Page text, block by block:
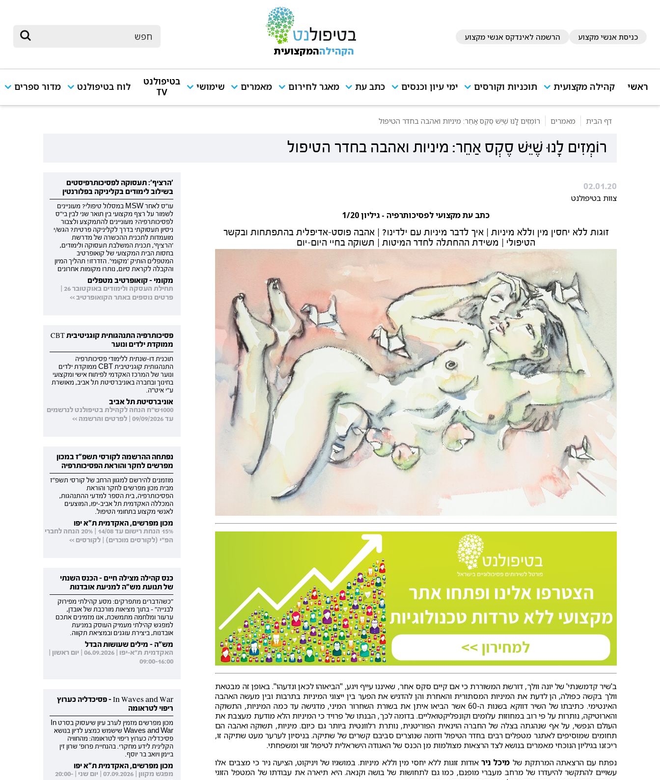
כניסת אנשי מקצוע הרשמה לאינדקס אנשי מקצוע
הקהילההמקצועית
ראשי קהילה מקצועית תוכניות וקורסים ימי עיון וכנסים כתב עת מאגר לחירום מאמרים שימושי
בטיפולנט
TV
לוח בטיפולנט מדור ספרים
דף הבית מאמרים רוֹמְזִים לָנוּ שֶׁיֵּשׁ סֶקְס אַחֵר: מיניות ואהבה בחדר הטיפול
רוֹמְזִים לָנוּ שֶׁיֵּשׁ סֶקְס אַחֵר: מיניות ואהבה בחדר הטיפול
02.01.20
צוות בטיפולנט
כתב עת מקצועי לפסיכותרפיה - גיליון 1/20
זוגות ללא יחסין מין וללא מיניות | איך לדבר מיניות עם ילדינו? | אהבה פוסט-אדיפלית בהתפתחות ובקשר
הטיפולי | משידת ההחתלה לחדר המיטות | תשוקה בחיי היום-יום
ב'שיר קדמשנתי' של יונה וולך, דורשת המשוררת כי אם קיים סקס אחר, שאיננו עייף ויגע, "הביאוהו לכאן ונדעהו". באופן זה מבטאת
וולך בקשה כפולה, הן לדעת את המיניות המסתורית והאחרת והן להדגיש את הפער בין ייצוגי המיניות בתרבות ובין מעשה האהבה
האינטימי. כתיבתו של השיר דווקא בשנות ה-60 אשר הביאו איתן את בשורת השחרור המיני, מדגישה עד כמה המיניות, התשוקה
והארוטיקה, נותרות על פי רוב במחוזות עלומים וקונפליקטואליים. בדומה לכך, הבנתו של פרויד כי המיניות הלא מודעת מעצבת את
העולם הנפשי, על אף שנהגתה בצלה של החברה הוינאית הפוריטנית, נותרת רלוונטית ביותר גם כיום. מיניות, תשוקה ואהבה הם
תחומים שמוסיפים לאתגר מטפלים רבים בחדר הטיפול ודומה שנוצרים סביבם קשרים של שתיקה. בניסיון לערער מעט שתיקה זו,
ריכזנו בגיליון הנוכחי מאמרים בנושא לצד הרצאות מצולמות מן הכנס של האגודה הישראלית לטיפול זוגי ומשפחתי.
נפתח עם הרצאתה המרתקת של מיכל ניראודות זוגות ללא יחסי מין וללא מיניות. במושגיו של ויניקוט, הציעה ניר כי מצבים אלו
עשויים להתקשר להיעדרו של מרחב מעברי מופנם, כמו גם לתחושות של בושה וקנאה. היא תיארה את עבודתו של המטפל הזוגי
'הרציף': תעסוקה לפסיכותרפיסטים
בשילוב לימודים בקליניקה בפלורנטין
עו"ס לאחר MSW במסלול טיפולי? מעוניינים
לשמור על רצף מקצועי בין תואר שני לבין בי"ס
לפסיכותרפיה? מעוניינים להתמקצע ולצבור
ניסיון תעסוקתי בדרך לקליניקה פרטית? הגש/י
מועמדות לתכנית ההכשרה של מדרשת
'הרציף', תכנית המשלבת תעסוקה ולימודים,
בחסות הבית המקצועי של קואופרטיב
המטפלים הותיק 'מקומי'. הזדרזו! תהליך המיון
והקבלה לקראת סיום, נותרו מקומות אחרונים
מקומי - קואופרטיב מטפלים
תחילת העסקה ולימודים באוקטובר 26 |
פרטים נוספים באתר הקואופרטיב >>
פסיכותרפיה התנהגותית קוגניטיבית CBT
ממוקדת ילדים ונוער
תוכנית דו-שנתית ללימודי פסיכותרפיה
התנהגותית קוגניטיבית CBT ממוקדת ילדים
ונוער של המרכז האקדמי לפיתוח אישי ומקצועי
בחינוך ובחברה באוניברסיטת תל אביב, מאושרת
ע"י איט"ה.
אוניברסיטת תל אביב
1000ש"ח הנחה לקהילת בטיפולנט לנרשמים
עד 09/09/2026 | לפרטים והרשמה >>
נפתחה ההרשמה לקורסי תשפ"ז במכון
מפרשים לחקר והוראת הפסיכותרפיה
מוזמנים להירשם למגוון הרחב של קורסי תשפ"ז
מבית מכון מפרשים לחקר והוראת
הפסיכותרפיה, בית הספר למדעי ההתנהגות,
המכללה האקדמית תל אביב-יפו, המוצעים
לאנשי מקצוע בתחומי הטיפול.
מכון מפרשים, האקדמית ת"א יפו
15% הנחת רישום עד 14/08 | 20% הנחה לחברי
הפ"י (לקורסים מוכרים) | לקורסים >>
כנס קהילה מצילה חיים - הכנס השנתי
של תנועת מש"ה למניעת אובדנות
"כשהדברים מתפרקים: מסע קהילתי מפירוק
לבנייה" - בתוך מציאות מורכבת של אובדן,
ערעור ומלחמה מתמשכת, אנו מזמינים אתכם
למפגש קהילתי מעמיק העוסק במניעת
אובדנות, ביצירת עוגנים ובמציאת תקווה.
מש"ה - מילים שעושות הבדל
האקדמית ת"א-יפו | 06.09.2026 | יום ראשון |
09:00-16:00
In Waves and War - פסיכדליה כערוץ
ריפוי לטראומה
מכון מפרשים מזמין לערב עיון שיעסוק בסרט In
Waves and War שישמש כמצע לדיון בנושא
פסיכדליה כערוץ ריפוי לטראומה: מהחוויה
הקלינית לידע מחקרי. בהנחיית פרופ' שרון זין
ביימן ויואב בר יוסף.
מכון מפרשים, האקדמית ת"א יפו
מפגש מקוון | 07.09.2026 | יום שני | 20:00-